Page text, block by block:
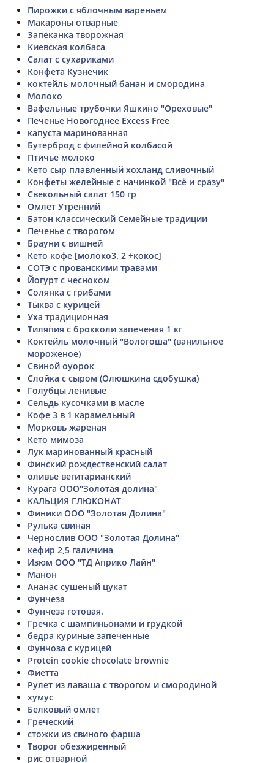
Пирожки с яблочным вареньем
Макароны отварные
Запеканка творожная
Киевская колбаса
Салат с сухариками
Конфета Кузнечик
коктейль молочный банан и смородина
Молоко
Вафельные трубочки Яшкино "Ореховые"
Печенье Новогоднее Excess Free
капуста маринованная
Бутерброд с филейной колбасой
Птичье молоко
Кето сыр плавленный хохланд сливочный
Конфеты желейные с начинкой "Всё и сразу"
Свекольный салат 150 гр
Омлет Утренний
Батон классический Семейные традиции
Печенье с творогом
Брауни с вишней
Кето кофе [молоко3. 2 +кокос]
СОТЭ с прованскими травами
Йогурт с чесноком
Солянка с грибами
Тыква с курицей
Уха традиционная
Тиляпия с брокколи запеченая 1 кг
Коктейль молочный "Вологоша" (ванильное
мороженое)
Свиной оуорок
Слойка с сыром (Олюшкина сдобушка)
Голубцы ленивые
Сельдь кусочками в масле
Кофе 3 в 1 карамельный
Морковь жареная
Кето мимоза
Лук маринованный красный
Финский рождественский салат
оливье вегитарианский
Курага ООО"Золотая долина"
КАЛЬЦИЯ ГЛЮКОНАТ
Финики ООО "Золотая Долина"
Рулька свиная
Чернослив ООО "Золотая Долина"
кефир 2,5 галичина
Изюм ООО "ТД Априко Лайн"
Манон
Ананас сушеный цукат
Фунчеза
Фунчеза готовая.
Гречка с шампиньонами и грудкой
бедра куриные запеченные
Фунчоза с курицей
Protein cookie chocolate brownie
Фиетта
Рулет из лаваша с творогом и смородиной
хумус
Белковый омлет
Греческий
стожки из свиного фарша
Творог обезжиренный
рис отварной